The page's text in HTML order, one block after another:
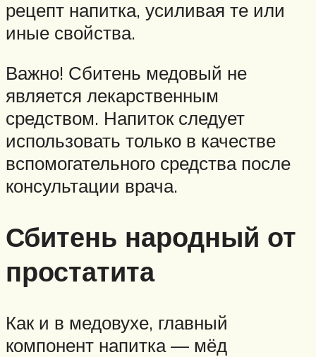
рецепт напитка, усиливая те или
иные свойства.
Важно! Сбитень медовый не
является лекарственным
средством. Напиток следует
использовать только в качестве
вспомогательного средства после
консультации врача.
Сбитень народный от
простатита
Как и в медовухе, главный
компонент напитка — мёд